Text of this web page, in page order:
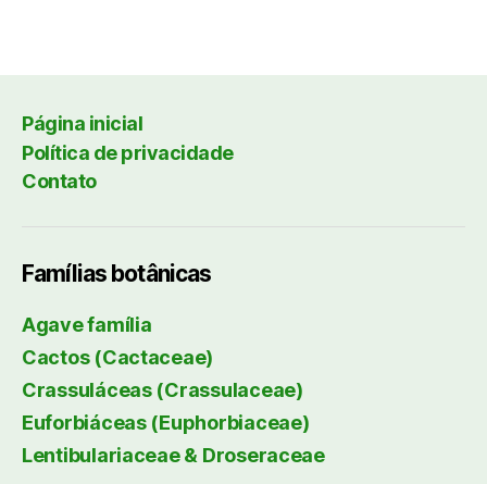
Página inicial
Política de privacidade
Contato
Famílias botânicas
Agave família
Cactos (Cactaceae)
Crassuláceas (Crassulaceae)
Euforbiáceas (Euphorbiaceae)
Lentibulariaceae & Droseraceae